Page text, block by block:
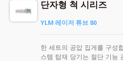
단자형 척 시리즈
YLM 레이저 튜브 80
한 세트의 공압 집게를 구성
스템 탑재 당기는 절단 기능